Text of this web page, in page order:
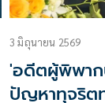
3 มิถุนายน 2569
'อดีตผู้พิพาก
ปัญหาทุจริต